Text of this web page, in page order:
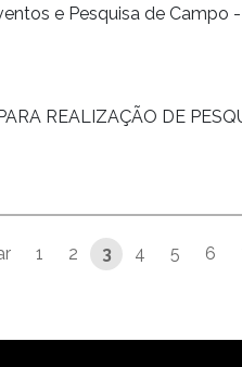
e Pesquisa de Campo -
REALIZAÇÃO DE
anterior
1 2 3 4 5 6